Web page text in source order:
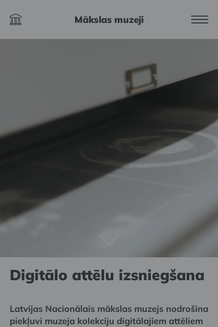
Mākslas muzeji
Digitālo attēlu izsniegšana
Latvijas Nacionālais mākslas muzejs nodrošina
piekļuvi muzeja kolekciju digitālajiem attēliem